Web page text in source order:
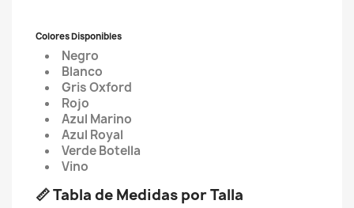
Colores Disponibles
Negro
Blanco
Gris Oxford
Rojo
Azul Marino
Azul Royal
Verde Botella
Vino
📏Tabla de Medidas por Talla